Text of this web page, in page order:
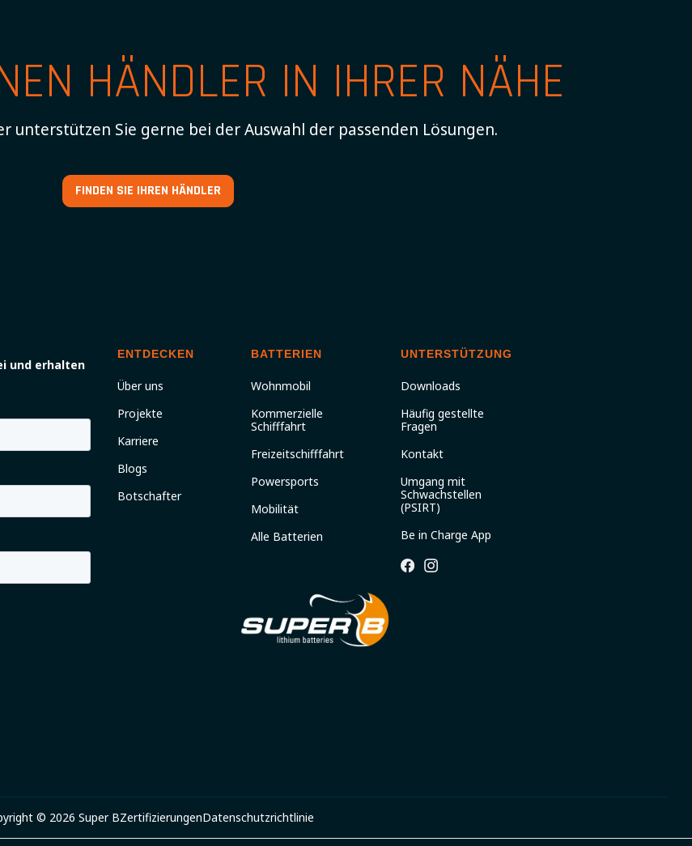
HÄNDLER IN IHRER NÄHE
unterstützen Sie gerne bei der Auswahl der passenden Lösungen.
FINDEN SIE IHREN HÄNDLER
und erhalten
ENTDECKEN
Über uns
Projekte
Karriere
Blogs
Botschafter
BATTERIEN
Wohnmobil
Kommerzielle
Schifffahrt
Freizeitschifffahrt
Powersports
Mobilität
Alle Batterien
UNTERSTÜTZUNG
Downloads
Häufig gestellte
Fragen
Kontakt
Umgang mit
Schwachstellen
(PSIRT)
Be in Charge App
© 2026 Super BZertifizierungenDatenschutzrichtlinie